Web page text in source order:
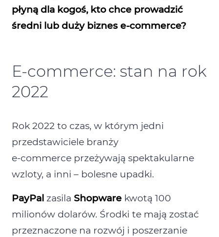
płyną dla kogoś, kto chce prowadzić
średni lub duży biznes e‑commerce?
E‑commerce: stan na rok
2022
Rok 2022 to czas, w którym jedni
przedstawiciele branży
e‑commerce przeżywają spektakularne
wzloty, a inni – bolesne upadki.
PayPal zasila Shopware kwotą 100
milionów dolarów. Środki te mają zostać
przeznaczone na rozwój i poszerzanie